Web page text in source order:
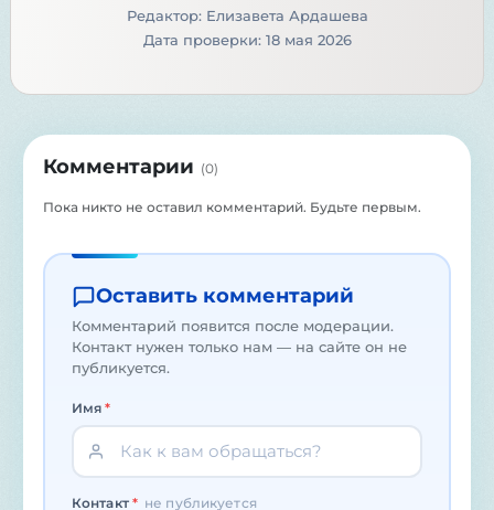
Редактор: Елизавета Ардашева
Дата проверки: 18 мая 2026
Комментарии (0)
Пока никто не оставил комментарий. Будьте первым.
Оставить комментарий
Комментарий появится после модерации.
Контакт нужен только нам — на сайте он не
публикуется.
Имя*
Контакт * не публикуется